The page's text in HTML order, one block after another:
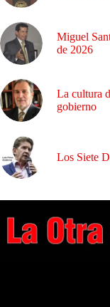
Miguel
de 2026
La cultura
gobierno
Los Siete